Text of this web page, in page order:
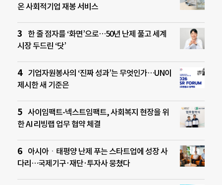
온 사회적기업 재봉 서비스
한 줄 점자를 ‘화면’으로…50년 난제 풀고 세계
시장 두드린 ‘닷’
기업자원봉사의 ‘진짜 성과’는 무엇인가…UN이
제시한 새 기준은
사이임팩트-넥스트임팩트, 사회복지 현장을 위
한 AI 리빙랩 업무 협약 체결
아시아ㆍ태평양 난제 푸는 스타트업에 성장 사
다리…국제기구·재단·투자사 뭉쳤다